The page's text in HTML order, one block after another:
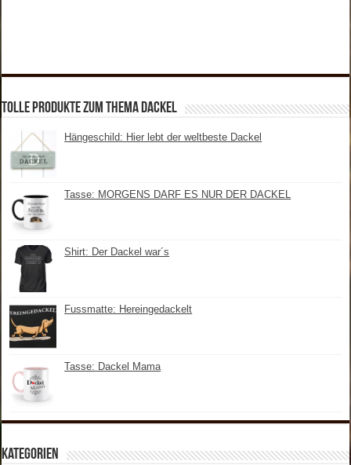
tolle Produkte zum Thema Dackel
Hängeschild: Hier lebt der weltbeste Dackel
Tasse: MORGENS DARF ES NUR DER DACKEL
Shirt: Der Dackel war´s
Fussmatte: Hereingedackelt
Tasse: Dackel Mama
Kategorien